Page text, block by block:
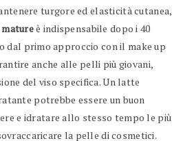
turgore ed elasticità cutanea,
è indispensabile dopo i 40
dal primo approccio con il make up
anche alle pelli più giovani,
del viso specifica. Un latte
potrebbe essere un buon
e idratare allo stesso tempo le più
la pelle di cosmetici.